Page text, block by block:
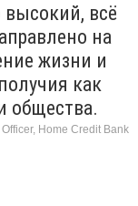
высокий, всё
на
жизни и
как
общества.
Home Credit Bank